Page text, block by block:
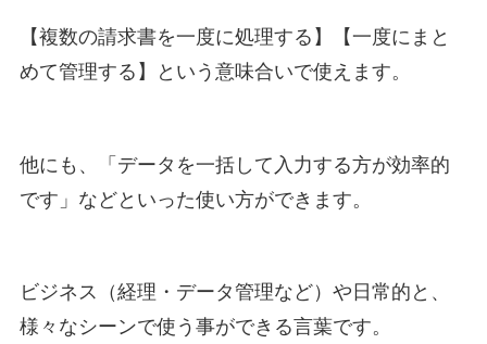
【複数の請求書を一度に処理する】【一度にまと
めて管理する】という意味合いで使えます。
他にも、「データを一括して入力する方が効率的
です」などといった使い方ができます。
ビジネス（経理・データ管理など）や日常的と、
様々なシーンで使う事ができる言葉です。